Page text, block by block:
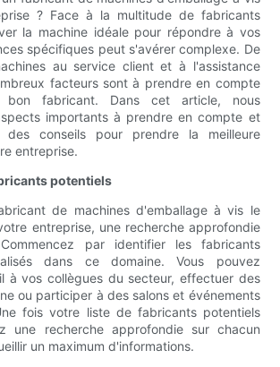
? Face à la multitude de fabricants
la machine idéale pour répondre à vos
spécifiques peut s'avérer complexe. De
au service client et à l'assistance
facteurs sont à prendre en compte
fabricant. Dans cet article, nous
importants à prendre en compte et
des conseils pour prendre la meilleure
entreprise.
potentiels
de machines d'emballage à vis le
entreprise, une recherche approfondie
par identifier les fabricants
dans ce domaine. Vous pouvez
à vos collègues du secteur, effectuer des
ou participer à des salons et événements
fois votre liste de fabricants potentiels
une recherche approfondie sur chacun
un maximum d'informations.